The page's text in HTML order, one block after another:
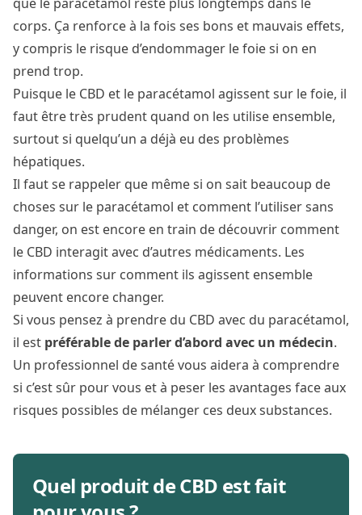
corps. Ça renforce à la fois ses bons et mauvais effets,
y compris le risque d’endommager le foie si on en
prend trop.
Puisque le CBD et le paracétamol agissent sur le foie, il
faut être très prudent quand on les utilise ensemble,
surtout si quelqu’un a déjà eu des problèmes
hépatiques.
Il faut se rappeler que même si on sait beaucoup de
choses sur le paracétamol et comment l’utiliser sans
danger, on est encore en train de découvrir comment
le CBD interagit avec d’autres médicaments. Les
informations sur comment ils agissent ensemble
peuvent encore changer.
Si vous pensez à prendre du CBD avec du paracétamol,
il est préférable de parler d’abord avec un médecin.
Un professionnel de santé vous aidera à comprendre
si c’est sûr pour vous et à peser les avantages face aux
risques possibles de mélanger ces deux substances.
Quel produit de CBD est fait